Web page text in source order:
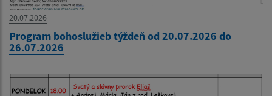
20.07.2026
Program bohoslužieb týždeň od 20.07.2026 do
26.07.2026